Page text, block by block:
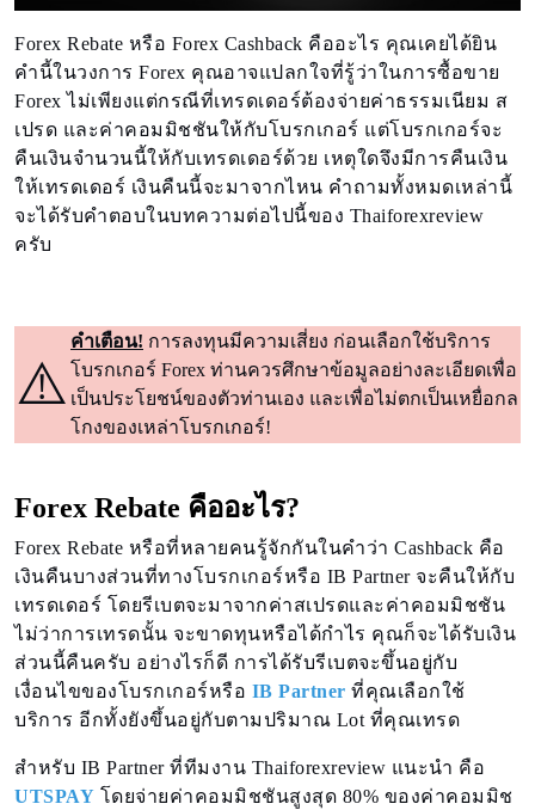
Forex Rebate หรือ Forex Cashback คืออะไร คุณเคยได้ยิน
คำนี้ในวงการ Forex คุณอาจแปลกใจที่รู้ว่าในการซื้อขาย
Forex ไม่เพียงแต่กรณีที่เทรดเดอร์ต้องจ่ายค่าธรรมเนียม ส
เปรด และค่าคอมมิชชันให้กับโบรกเกอร์ แต่โบรกเกอร์จะ
คืนเงินจำนวนนี้ให้กับเทรดเดอร์ด้วย เหตุใดจึงมีการคืนเงิน
ให้เทรดเดอร์ เงินคืนนี้จะมาจากไหน คำถามทั้งหมดเหล่านี้
จะได้รับคำตอบในบทความต่อไปนี้ของ Thaiforexreview
ครับ
⚠️
คำเตือน! การลงทุนมีความเสี่ยง ก่อนเลือกใช้บริการ
โบรกเกอร์ Forex ท่านควรศึกษาข้อมูลอย่างละเอียดเพื่อ
เป็นประโยชน์ของตัวท่านเอง และเพื่อไม่ตกเป็นเหยื่อกล
โกงของเหล่าโบรกเกอร์!
Forex Rebate คืออะไร?
Forex Rebate หรือที่หลายคนรู้จักกันในคำว่า Cashback คือ
เงินคืนบางส่วนที่ทางโบรกเกอร์หรือ IB Partner จะคืนให้กับ
เทรดเดอร์ โดยรีเบตจะมาจากค่าสเปรดและค่าคอมมิชชัน
ไม่ว่าการเทรดนั้น จะขาดทุนหรือได้กำไร คุณก็จะได้รับเงิน
ส่วนนี้คืนครับ อย่างไรก็ดี การได้รับรีเบตจะขึ้นอยู่กับ
เงื่อนไขของโบรกเกอร์หรือ IB Partner ที่คุณเลือกใช้
บริการ อีกทั้งยังขึ้นอยู่กับตามปริมาณ Lot ที่คุณเทรด
สำหรับ IB Partner ที่ทีมงาน Thaiforexreview แนะนำ คือ
UTSPAY โดยจ่ายค่าคอมมิชชันสูงสุด 80% ของค่าคอมมิช